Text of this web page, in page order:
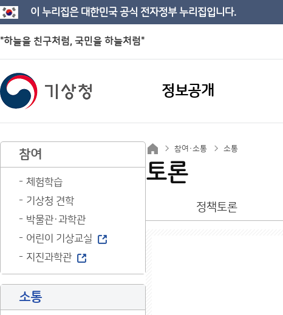
이 누리집은 대한민국 공식 전자정부 누리집입니다.
"하늘을 친구처럼, 국민을 하늘처럼"
정보공개
참여
체험학습
기상청 견학
박물관·과학관
어린이 기상교실
지진과학관
소통
참여·소통 소통
토론
정책토론